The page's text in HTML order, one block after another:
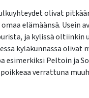
olivat
elämäänsä. Usein
ja kylissä oltiinkin
kyläkunnassa olivat
esimerkiksi Peltoin ja
verrattuna